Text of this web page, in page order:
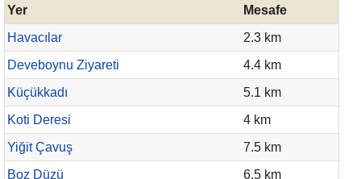
Yer
Mesafe
Havacılar
2.3 km
Deveboynu Ziyareti
4.4 km
Küçükkadı
5.1 km
Koti Deresi
4 km
Yiğit Çavuş
7.5 km
Boz Düzü
6.5 km